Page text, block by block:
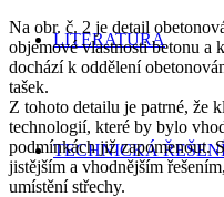
LITERATURA
TECHNICKÁ
Na obr. č. 2 je detail
objemové vlastnosti betonu a
dochází k oddělení
tašek.
Z tohoto detailu je patrné, že
technologií, které by bylo
podmínkách již zapomenout.
jistějším a vhodnějším
umístění střechy.